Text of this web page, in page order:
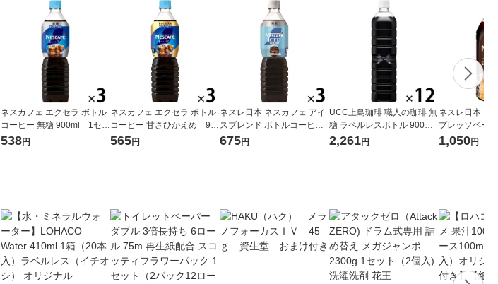
ネスカフェ エクセラ ボトル
コーヒー 無糖 900ml 1セッ
ト（3本）
538円
ネスカフェ エクセラ ボトル
コーヒー 甘さひかえめ 90
0ml 1セット（3本）
565円
ネスレ日本 ネスカフェ アイ
スブレンド ボトルコーヒー
無糖 900ml 1セット（3本）
675円
UCC上島珈琲 職人の珈琲 無
糖 ラベルレスボトル 900ml
1箱（12本入）
2,261円
ネスレ日本 ネ
プレッソベー
1セット（3本
1,050円